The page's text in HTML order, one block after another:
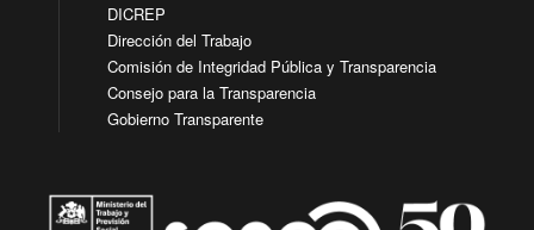
DICREP
Dirección del Trabajo
Comisión de Integridad Pública y Transparencia
Consejo para la Transparencia
Gobierno Transparente